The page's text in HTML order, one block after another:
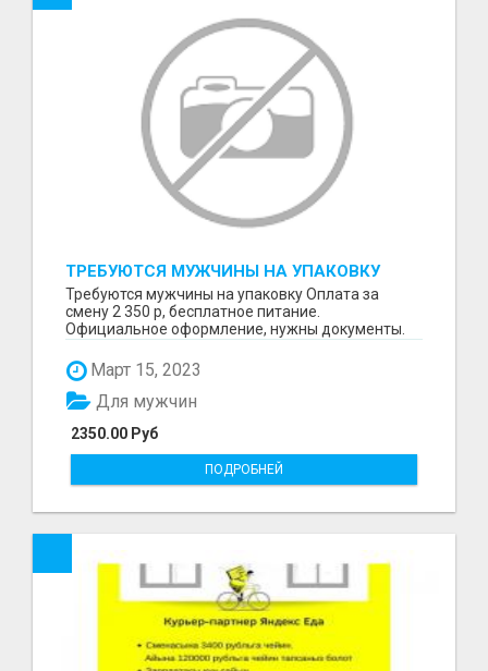
ТРЕБУЮТСЯ МУЖЧИНЫ НА УПАКОВКУ
Требуются мужчины на упаковку Оплата за
смену 2 350 р, бесплатное питание.
Официальное оформление, нужны документы.
Март 15, 2023
2350.00 Руб
Для мужчин
ПОДРОБНЕЙ